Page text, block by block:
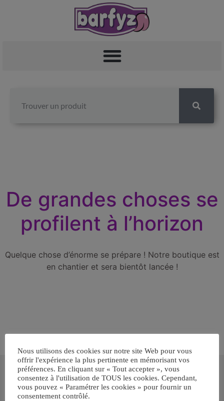
De grandes choses se
profilent à l’horizon
Quelque chose d’énorme se prépare ! Notre boutique est
en chantier et sera bientôt lancée !
Inscrivez-vous gratuitement pour
recevoir votre guide BARF gratuit !
Vous voulez savoir comment bien nourrir votre chien ou chat
Nous utilisons des cookies sur notre site Web pour vous
offrir l'expérience la plus pertinente en mémorisant vos
préférences. En cliquant sur « Tout accepter », vous
consentez à l'utilisation de TOUS les cookies. Cependant,
vous pouvez « Paramétrer les cookies » pour fournir un
consentement contrôlé.